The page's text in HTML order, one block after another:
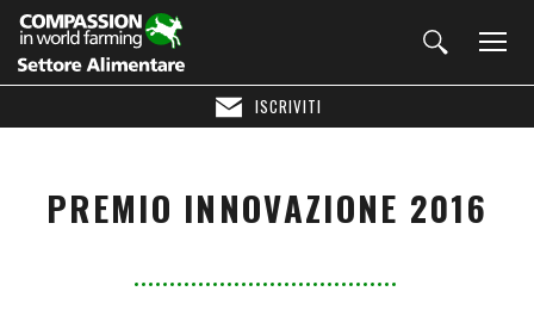
ISCRIVITI
PREMIO INNOVAZIONE 2016